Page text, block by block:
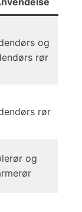
og
rør
rør
og